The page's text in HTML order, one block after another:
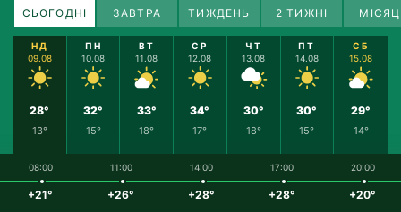
СЬОГОДНІ ЗАВТРА ТИЖДЕНЬ 2 ТИЖНІ
НД
09.08
28°
13°
ПН
10.08
32°
15°
ВТ
11.08
33°
18°
СР
12.08
34°
17°
ЧТ
13.08
30°
18°
ПТ
14.08
30°
15°
СБ
15.08
29°
14°
08:00
+21°
11:00
+26°
14:00
+28°
17:00
+28°
20:00
+20°